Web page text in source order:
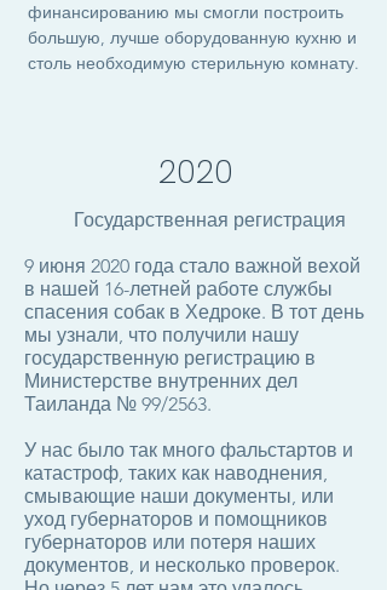
финансированию мы смогли построить
большую, лучше оборудованную кухню и
столь необходимую стерильную комнату.
2020
Государственная регистрация
9 июня 2020 года стало важной вехой
в нашей 16-летней работе службы
спасения собак в Хедроке. В тот день
мы узнали, что получили нашу
государственную регистрацию в
Министерстве внутренних дел
Таиланда № 99/2563.
У нас было так много фальстартов и
катастроф, таких как наводнения,
смывающие наши документы, или
уход губернаторов и помощников
губернаторов или потеря наших
документов, и несколько проверок.